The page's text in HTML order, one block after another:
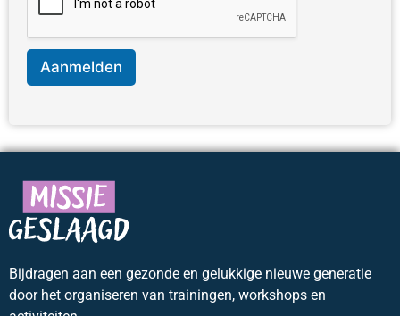
Aanmelden
Bijdragen aan een gezonde en gelukkige nieuwe generatie
door het organiseren van trainingen, workshops en